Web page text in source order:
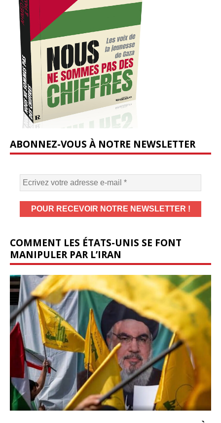
ABONNEZ-VOUS À NOTRE NEWSLETTER
COMMENT LES ÉTATS-UNIS SE FONT
MANIPULER PAR L’IRAN